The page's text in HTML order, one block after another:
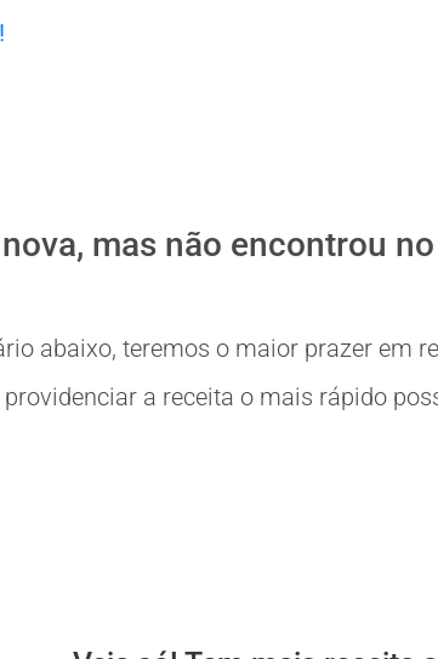
mas não encontrou no
abaixo, teremos o maior prazer em
a receita o mais rápido